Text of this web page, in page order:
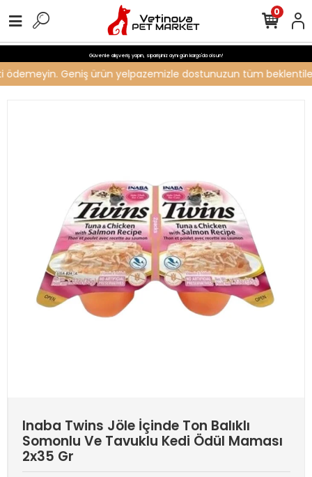
Güvenle alışveriş yapın, siparişiniz aynı gün kargo'da olsun!
Geniş ürün yelpazemizle dostunuzun tüm
0
Inaba Twins Jöle İçinde Ton Balıklı
Somonlu Ve Tavuklu Kedi Ödül Maması
2x35 Gr